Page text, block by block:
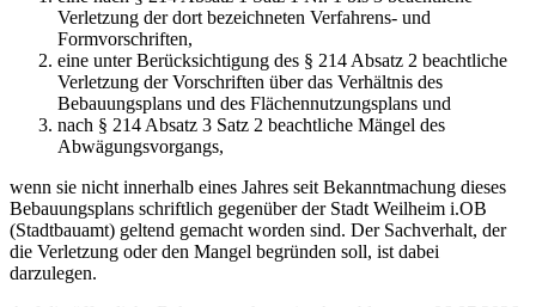
Verletzung der dort bezeichneten Verfahrens- und
Formvorschriften,
eine unter Berücksichtigung des § 214 Absatz 2 beachtliche
Verletzung der Vorschriften über das Verhältnis des
Bebauungsplans und des Flächennutzungsplans und
nach § 214 Absatz 3 Satz 2 beachtliche Mängel des
Abwägungsvorgangs,
wenn sie nicht innerhalb eines Jahres seit Bekanntmachung dieses
Bebauungsplans schriftlich gegenüber der Stadt Weilheim i.OB
(Stadtbauamt) geltend gemacht worden sind. Der Sachverhalt, der
die Verletzung oder den Mangel begründen soll, ist dabei
darzulegen.